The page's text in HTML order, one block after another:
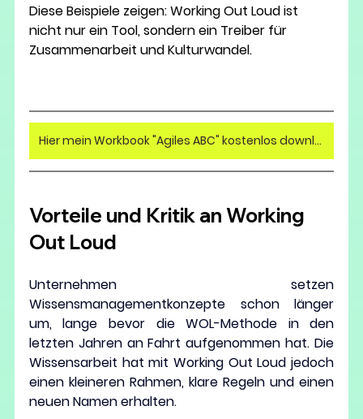
Diese Beispiele zeigen: Working Out Loud ist
nicht nur ein Tool, sondern ein Treiber für
Zusammenarbeit und Kulturwandel.
Hier mein Workbook "Agiles ABC" kostenlos downloaden >>
Vorteile und Kritik an Working
Out Loud
Unternehmen setzen
Wissensmanagementkonzepte schon länger
um, lange bevor die WOL-Methode in den
letzten Jahren an Fahrt aufgenommen hat. Die
Wissensarbeit hat mit Working Out Loud jedoch
einen kleineren Rahmen, klare Regeln und einen
neuen Namen erhalten.